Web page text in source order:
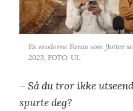
En moderne Farao som flotter
2023. FOTO: UL
– Så du tror ikke
spurte deg?